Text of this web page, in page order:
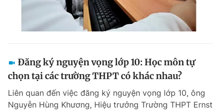
Đăng ký nguyện vọng lớp 10: Học môn tự
chọn tại các trường THPT có khác nhau?
Liên quan đến việc đăng ký nguyện vọng lớp 10, ông
Nguyễn Hùng Khương, Hiệu trưởng Trường THPT Ernst